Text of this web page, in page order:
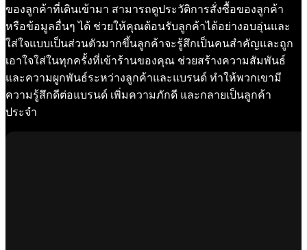
ของลูกค้าที่เดินเข้ามา สามารถดูประวัติการสั่งซื้อของลูกค้า
หรือข้อมูลอื่นๆ ได้ ช่วยให้คุณต้อนรับลูกค้าได้อย่างอบอุ่นและ
ใส่ใจแบบเป็นส่วนตัวมากขึ้นลูกค้าจะรู้สึกเป็นคนสำคัญและถูก
เอาใจใส่ในทุกครั้งที่เข้าร้านของคุณ ช่วยสร้างความสัมพันธ์
และความผูกพันธ์ระหว่างลูกค้าและแบรนด์ ทำให้พวกเขามี
ความรู้สึกดีต่อแบรนด์ เพิ่มความภักดี และกลายเป็นลูกค้า
ประจำ